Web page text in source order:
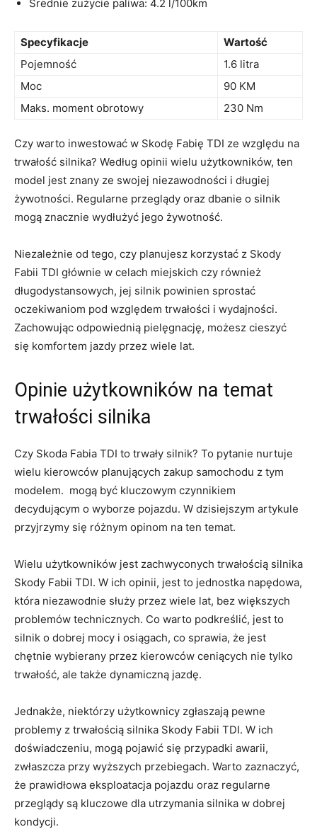
Średnie ⁢zużycie ⁢paliwa: 4.2 l/100km
Specyfikacje
Wartość
Pojemność
1.6 litra
Moc
90 KM
Maks.⁤ moment ​obrotowy
230 Nm
Czy warto⁢ inwestować w Skodę Fabię⁢ TDI ze względu na
trwałość silnika? Według opinii wielu użytkowników, ten
model jest znany ze swojej niezawodności i ‌długiej
żywotności.⁣ Regularne​ przeglądy oraz⁤ dbanie ⁤o silnik
mogą ⁢znacznie wydłużyć jego żywotność.
Niezależnie od tego, czy ​planujesz korzystać ​z Skody
Fabii TDI ‌głównie w‍ celach miejskich czy również
długodystansowych,⁤ jej silnik powinien⁣ sprostać
oczekiwaniom pod względem trwałości i wydajności.
Zachowując odpowiednią pielęgnację, możesz cieszyć
się⁣ komfortem jazdy ⁣przez wiele lat.
Opinie użytkowników na temat
trwałości silnika
Czy ⁣Skoda Fabia ​TDI‌ to trwały silnik? To pytanie nurtuje
wielu kierowców planujących ⁤zakup samochodu z tym
modelem. ⁣ mogą być kluczowym czynnikiem
decydującym ⁤o wyborze pojazdu. ‌W dzisiejszym artykule
‍przyjrzymy się różnym opinom ‍na⁣ ten temat.
Wielu⁤ użytkowników jest zachwyconych trwałością silnika
Skody​ Fabii ‍TDI. W⁣ ich opinii, ⁤jest ‌to jednostka napędowa,
która niezawodnie służy przez wiele lat, bez większych
problemów technicznych. Co warto podkreślić, jest to
silnik o⁣ dobrej mocy i osiągach, co sprawia, że ⁤jest​
chętnie wybierany przez kierowców ⁢ceniących ⁢nie tylko
trwałość, ale także ‍dynamiczną⁣ jazdę.
Jednakże, niektórzy użytkownicy zgłaszają pewne
problemy z trwałością silnika Skody ⁤Fabii TDI. W ich
doświadczeniu, mogą⁤ pojawić ​się przypadki⁣ awarii,
zwłaszcza ‍przy wyższych przebiegach. Warto​ zaznaczyć,
że ‍prawidłowa ⁤eksploatacja pojazdu⁣ oraz regularne
przeglądy są kluczowe dla utrzymania silnika w dobrej⁣
kondycji.